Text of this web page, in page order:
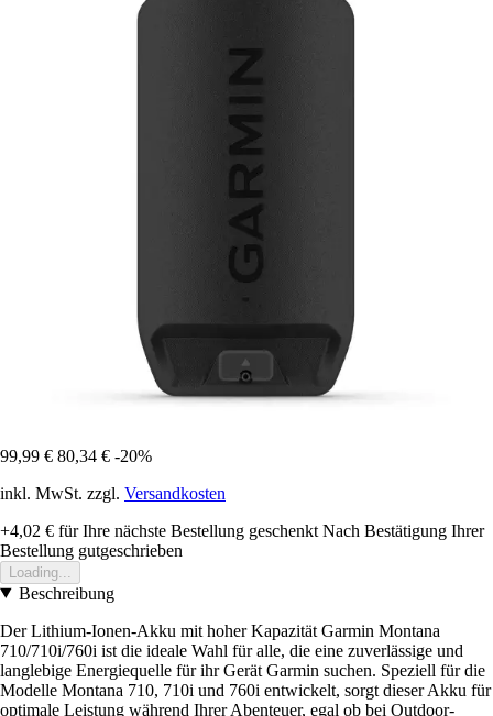
99,99 € 80,34 € -20%
inkl. MwSt. zzgl. Versandkosten
+4,02 € für Ihre nächste Bestellung geschenkt Nach Bestätigung Ihrer
Bestellung gutgeschrieben
Loading...
Beschreibung
Der Lithium-Ionen-Akku mit hoher Kapazität Garmin Montana
710/710i/760i ist die ideale Wahl für alle, die eine zuverlässige und
langlebige Energiequelle für ihr Gerät Garmin suchen. Speziell für die
Modelle Montana 710, 710i und 760i entwickelt, sorgt dieser Akku für
optimale Leistung während Ihrer Abenteuer, egal ob bei Outdoor-